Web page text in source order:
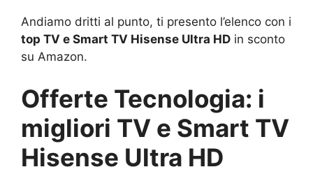
Andiamo dritti al punto, ti presento l’elenco con i
top TV e Smart TV Hisense Ultra HD in sconto
su Amazon.
Offerte Tecnologia: i
migliori TV e Smart TV
Hisense Ultra HD